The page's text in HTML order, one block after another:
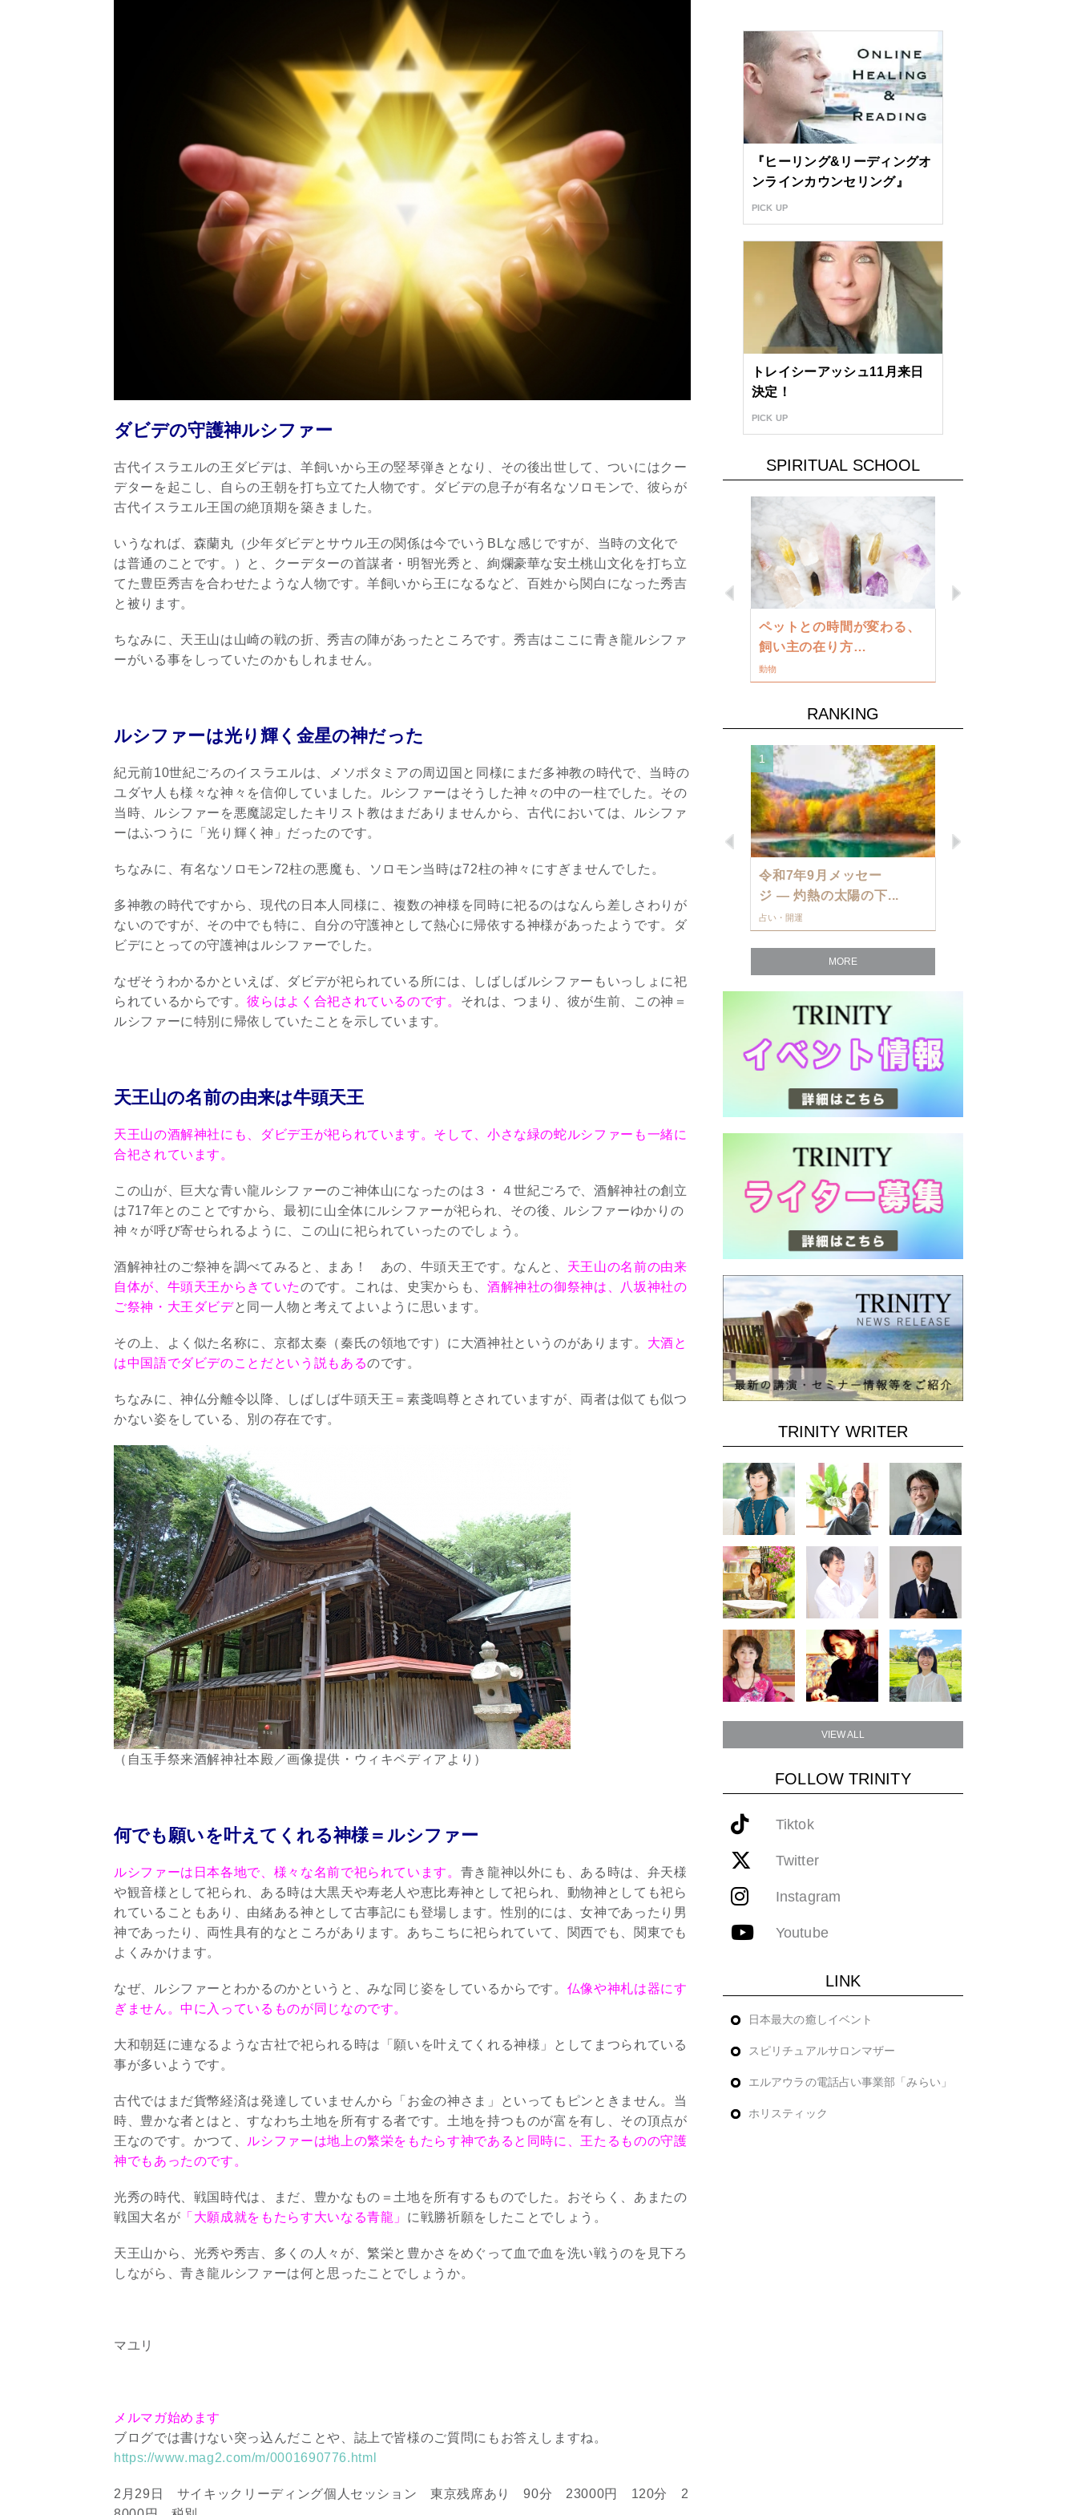
ダビデの守護神ルシファー
古代イスラエルの王ダビデは、羊飼いから王の竪琴弾きとなり、その後出世して、ついにはクー
デターを起こし、自らの王朝を打ち立てた人物です。ダビデの息子が有名なソロモンで、彼らが
古代イスラエル王国の絶頂期を築きました。
いうなれば、森蘭丸（少年ダビデとサウル王の関係は今でいうBLな感じですが、当時の文化で
は普通のことです。）と、クーデターの首謀者・明智光秀と、絢爛豪華な安土桃山文化を打ち立
てた豊臣秀吉を合わせたような人物です。羊飼いから王になるなど、百姓から関白になった秀吉
と被ります。
ちなみに、天王山は山崎の戦の折、秀吉の陣があったところです。秀吉はここに青き龍ルシファ
ーがいる事をしっていたのかもしれません。
ルシファーは光り輝く金星の神だった
紀元前10世紀ごろのイスラエルは、メソポタミアの周辺国と同様にまだ多神教の時代で、当時の
ユダヤ人も様々な神々を信仰していました。ルシファーはそうした神々の中の一柱でした。その
当時、ルシファーを悪魔認定したキリスト教はまだありませんから、古代においては、ルシファ
ーはふつうに「光り輝く神」だったのです。
ちなみに、有名なソロモン72柱の悪魔も、ソロモン当時は72柱の神々にすぎませんでした。
多神教の時代ですから、現代の日本人同様に、複数の神様を同時に祀るのはなんら差しさわりが
ないのですが、その中でも特に、自分の守護神として熱心に帰依する神様があったようです。ダ
ビデにとっての守護神はルシファーでした。
なぜそうわかるかといえば、ダビデが祀られている所には、しばしばルシファーもいっしょに祀
られているからです。彼らはよく合祀されているのです。 それは、つまり、彼が生前、この神＝
ルシファーに特別に帰依していたことを示しています。
天王山の名前の由来は牛頭天王
天王山の酒解神社にも、ダビデ王が祀られています。そして、小さな緑の蛇ルシファーも一緒に
合祀されています。
この山が、巨大な青い龍ルシファーのご神体山になったのは３・４世紀ごろで、酒解神社の創立
は717年とのことですから、最初に山全体にルシファーが祀られ、その後、ルシファーゆかりの
神々が呼び寄せられるように、この山に祀られていったのでしょう。
酒解神社のご祭神を調べてみると、まあ！ あの、牛頭天王です。なんと、 天王山の名前の由来
自体が、牛頭天王からきていたのです。これは、史実からも、 酒解神社の御祭神は、八坂神社の
ご祭神・大王ダビデと同一人物と考えてよいように思います。
その上、よく似た名称に、京都太秦（秦氏の領地です）に大酒神社というのがあります。 大酒と
は中国語でダビデのことだという説もあるのです。
ちなみに、神仏分離令以降、しばしば牛頭天王＝素戔嗚尊とされていますが、両者は似ても似つ
かない姿をしている、別の存在です。
（自玉手祭来酒解神社本殿／画像提供・ウィキペディアより）
何でも願いを叶えてくれる神様＝ルシファー
ルシファーは日本各地で、様々な名前で祀られています。 青き龍神以外にも、ある時は、弁天様
や観音様として祀られ、ある時は大黒天や寿老人や恵比寿神として祀られ、動物神としても祀ら
れていることもあり、由緒ある神として古事記にも登場します。性別的には、女神であったり男
神であったり、両性具有的なところがあります。あちこちに祀られていて、関西でも、関東でも
よくみかけます。
なぜ、ルシファーとわかるのかというと、みな同じ姿をしているからです。 仏像や神札は器にす
ぎません。中に入っているものが同じなのです。
大和朝廷に連なるような古社で祀られる時は「願いを叶えてくれる神様」としてまつられている
事が多いようです。
古代ではまだ貨幣経済は発達していませんから「お金の神さま」といってもピンときません。当
時、豊かな者とはと、すなわち土地を所有する者です。土地を持つものが富を有し、その頂点が
王なのです。かつて、 ルシファーは地上の繁栄をもたらす神であると同時に、王たるものの守護
神でもあったのです。
光秀の時代、戦国時代は、まだ、豊かなもの＝土地を所有するものでした。おそらく、あまたの
戦国大名が 「大願成就をもたらす大いなる青龍」 に戦勝祈願をしたことでしょう。
天王山から、光秀や秀吉、多くの人々が、繁栄と豊かさをめぐって血で血を洗い戦うのを見下ろ
しながら、青き龍ルシファーは何と思ったことでしょうか。
マユリ
メルマガ始めます
ブログでは書けない突っ込んだことや、誌上で皆様のご質問にもお答えしますね。
https://www.mag2.com/m/0001690776.html
2月29日 サイキックリーディング個人セッション 東京残席あり 90分 23000円 120分 2
『ヒーリング&リーディングオ
ンラインカウンセリング』
PICK UP
トレイシーアッシュ11月来日
決定！
PICK UP
SPIRITUAL SCHOOL
Previous
インタビュー
ペットとの時間が変わる、
飼い主の在り方…
動物
RANKING
Previous
究極的な覚醒に向かって
インタビュー
1
令和7年9月メッセー
ジ — 灼熱の太陽の下...
占い・開運
MORE
TRINITY WRITER
VIEW ALL
FOLLOW TRINITY
Tiktok
Twitter
Instagram
Youtube
LINK
日本最大の癒しイベント
スピリチュアルサロンマザー
エルアウラの電話占い事業部「みらい」
ホリスティック